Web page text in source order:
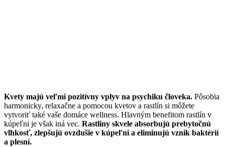
Kvety majú veľmi pozitívny vplyv na psychiku človeka. Pôsobia
harmonicky, relaxačne a pomocou kvetov a rastlín si môžete
vytvoriť také vaše domáce wellness. Hlavným benefitom rastlín v
kúpeľni je však iná vec. Rastliny skvele absorbujú prebytočnú
vlhkosť, zlepšujú ovzdušie v kúpeľni a eliminujú vznik baktérií
a plesní.